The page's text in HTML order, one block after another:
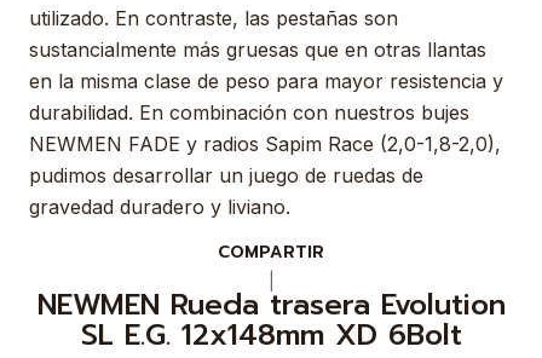
utilizado. En contraste, las pestañas son
sustancialmente más gruesas que en otras llantas
en la misma clase de peso para mayor resistencia y
durabilidad. En combinación con nuestros bujes
NEWMEN FADE y radios Sapim Race (2,0-1,8-2,0),
pudimos desarrollar un juego de ruedas de
gravedad duradero y liviano.
COMPARTIR
NEWMEN Rueda trasera Evolution
SL E.G. 12x148mm XD 6Bolt